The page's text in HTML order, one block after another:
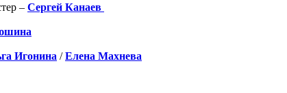
– Сергей Канаев
Игонина /Елена Махнева